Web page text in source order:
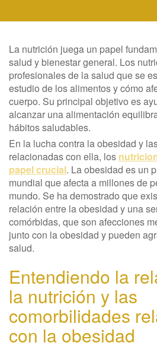
La nutrición juega un papel
salud y bienestar general. Los
profesionales de la salud que se
estudio de los alimentos y cómo
cuerpo. Su principal objetivo es
alcanzar una alimentación
hábitos saludables.
En la lucha contra la obesidad y
relacionadas con ella, los
papel crucial. La obesidad es un
mundial que afecta a millones de
mundo. Se ha demostrado que
relación entre la obesidad y una
comórbidas, que son afecciones
junto con la obesidad y pueden
salud.
Entendiendo la
la nutrición y las
comorbilidades
con la obesidad